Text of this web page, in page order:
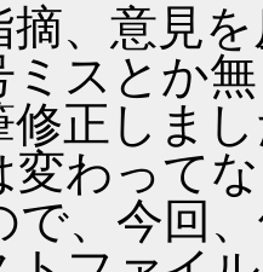
、意見を
ミスとか
修正しま
わって
で、今回